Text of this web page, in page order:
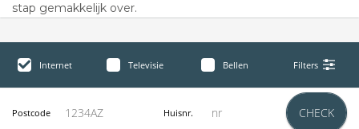
stap gemakkelijk over.
Internet Televisie Bellen Filters
Postcode Huisnr. CHECK